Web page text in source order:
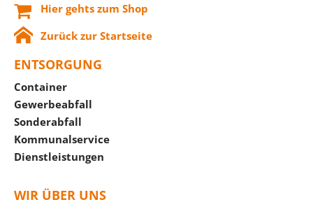
Hier gehts zum Shop
Zurück zur Startseite
ENTSORGUNG
Container
Gewerbeabfall
Sonderabfall
Kommunalservice
Dienstleistungen
WIR ÜBER UNS